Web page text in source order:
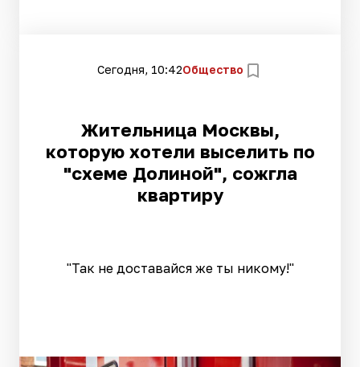
Сегодня, 10:42Общество
Жительница Москвы,
которую хотели выселить по
"схеме Долиной", сожгла
квартиру
"Так не доставайся же ты никому!"